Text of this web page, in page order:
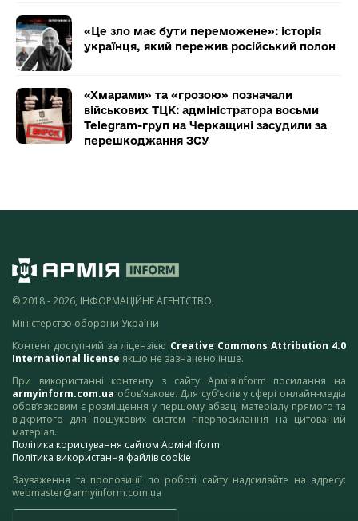
«Це зло має бути переможене»: історія
українця, який пережив російський полон
«Хмарами» та «грозою» позначали
військових ТЦК: адміністратора восьми
Telegram-груп на Черкащині засудили за
перешкоджання ЗСУ
© 2018 - 2026, ІНФОРМАЦІЙНЕ АГЕНТСТВО,
Міністерство оборони України
Контент доступний за ліцензією Creative Commons Attribution 4.0
International license якщо не зазначено інше.
При використанні контенту з сайту АрміяInform посилання на
armyinform.com.ua обов’язкове. Для суб’єктів у сфері онлайн-медіа
обов’язковим є розміщення у першому абзаці матеріалу прямого та
відкритого для пошукових систем гіперпосилання на цитований
матеріал.
Політика користування сайтом АрміяInform
Політика використання файлів cookie
Зауваження та пропозиції по роботі сайту надсилайте на адресу:
webmaster@armyinform.com.ua